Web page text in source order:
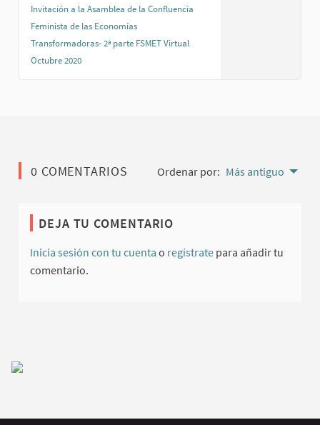
Invitación a la Asamblea de la Confluencia
Feminista de las Economías
Transformadoras- 2ª parte FSMET Virtual
Octubre 2020
0 COMENTARIOS Ordenar por: Más antiguo
DEJA TU COMENTARIO
Inicia sesión con tu cuenta o regístrate para añadir tu
comentario.